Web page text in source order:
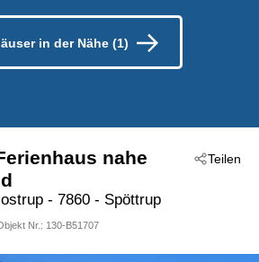
in der Nähe (1)
Teilen
nahe
- 7860 - Spöttrup
Nr.: 130-B51707